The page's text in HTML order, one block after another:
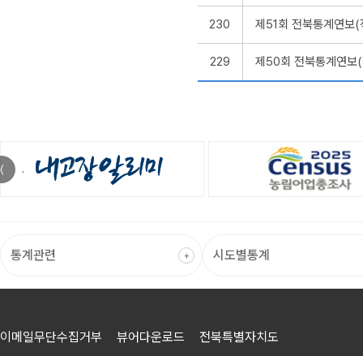
230 제51회 전북통계연보
229 제50회 전북통계연
〈
이메일무단수집거부 뷰어다운로드 전북특별자치도